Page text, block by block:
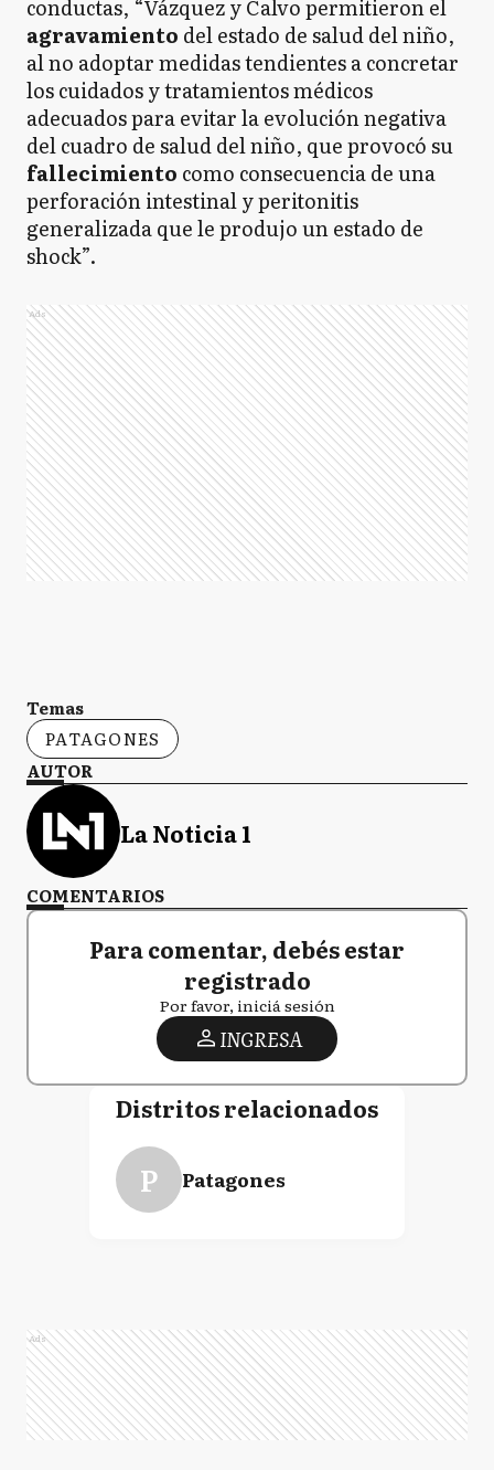
conductas, “Vázquez y Calvo permitieron el
agravamiento del estado de salud del niño,
al no adoptar medidas tendientes a concretar
los cuidados y tratamientos médicos
adecuados para evitar la evolución negativa
del cuadro de salud del niño, que provocó su
fallecimiento como consecuencia de una
perforación intestinal y peritonitis
generalizada que le produjo un estado de
shock”.
Ads
Temas
PATAGONES
AUTOR
La Noticia 1
COMENTARIOS
Para comentar, debés estar
registrado
Por favor, iniciá sesión
INGRESA
Distritos relacionados
P Patagones
Ads